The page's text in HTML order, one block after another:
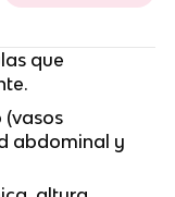
que
(vasos
abdominal y